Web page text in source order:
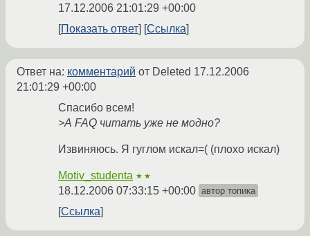
17.12.2006 21:01:29 +00:00
Показать ответ
Ссылка
Ответ на: комментарий от Deleted 17.12.2006
21:01:29 +00:00
Спасибо всем!
>А FAQ читать уже не модно?
Извиняюсь. Я гуглом искал=( (плохо искал)
Motiv_studenta ★★
18.12.2006 07:33:15 +00:00 автор топика
Ссылка